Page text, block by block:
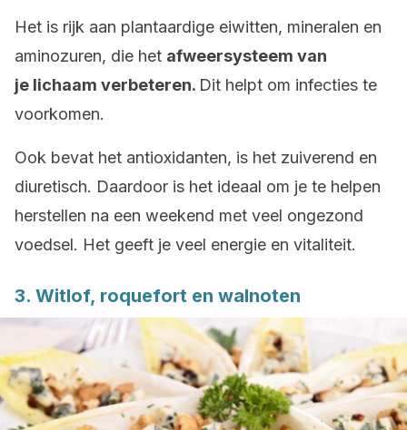
Het is rijk aan plantaardige eiwitten, mineralen en
aminozuren, die het afweersysteem van
je lichaam verbeteren. Dit helpt om infecties te
voorkomen.
Ook bevat het antioxidanten, is het zuiverend en
diuretisch. Daardoor is het ideaal om je te helpen
herstellen na een weekend met veel ongezond
voedsel. Het geeft je veel energie en vitaliteit.
3. Witlof, roquefort en walnoten